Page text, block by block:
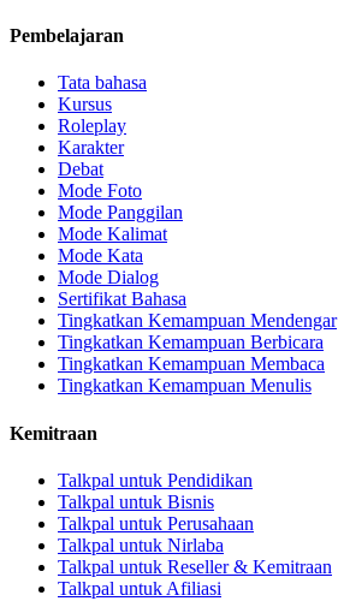
Pembelajaran
Tata bahasa
Kursus
Roleplay
Karakter
Debat
Mode Foto
Mode Panggilan
Mode Kalimat
Mode Kata
Mode Dialog
Sertifikat Bahasa
Tingkatkan Kemampuan Mendengar
Tingkatkan Kemampuan Berbicara
Tingkatkan Kemampuan Membaca
Tingkatkan Kemampuan Menulis
Kemitraan
Talkpal untuk Pendidikan
Talkpal untuk Bisnis
Talkpal untuk Perusahaan
Talkpal untuk Nirlaba
Talkpal untuk Reseller & Kemitraan
Talkpal untuk Afiliasi